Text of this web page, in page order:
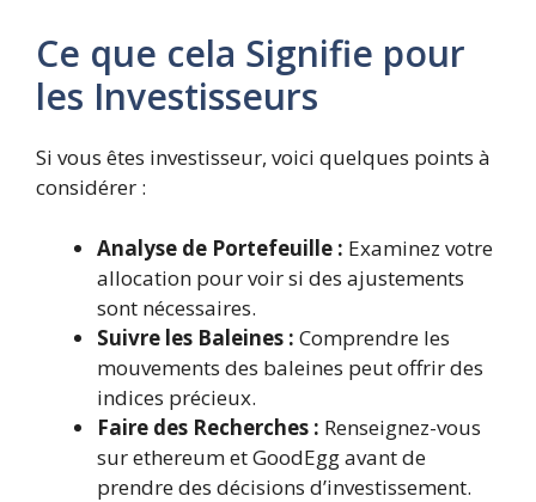
Ce que cela Signifie pour
les Investisseurs
Si vous êtes investisseur, voici quelques points à
considérer :
Analyse de Portefeuille : Examinez votre
allocation pour voir si des ajustements
sont nécessaires.
Suivre les Baleines : Comprendre les
mouvements des baleines peut offrir des
indices précieux.
Faire des Recherches : Renseignez-vous
sur ethereum et GoodEgg avant de
prendre des décisions d’investissement.